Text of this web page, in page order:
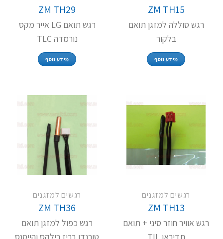
ZM TH15
רגש סוללה למזגן תואם
בלקור
מידע נוסף
ZM TH29
רגש תואם LG אייר מקס
נורמדה TLC
מידע נוסף
רגשים למזגנים
ZM TH13
רגש אוויר חוזר סיני + תואם
רגשים למזגנים
ZM TH36
רגש כפול למזגן תואם